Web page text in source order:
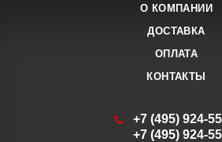
О КОМПАНИИ
ДОСТАВКА
ОПЛАТА
КОНТАКТЫ
+7 (495) 924-
+7 (495) 924-